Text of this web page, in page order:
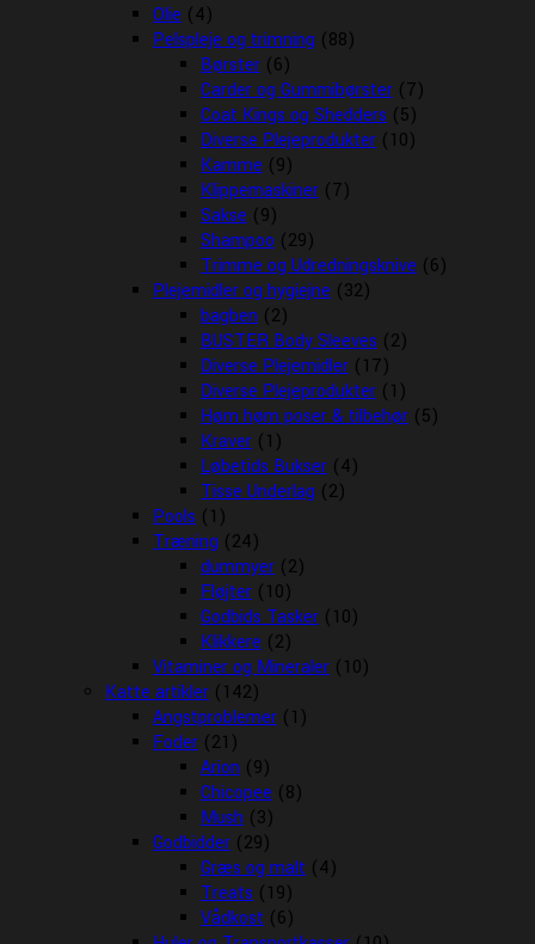
Olie (4)
Pelspleje og trimning (88)
Børster (6)
Carder og Gummibørster (7)
Coat Kings og Shedders (5)
Diverse Plejeprodukter (10)
Kamme (9)
Klippemaskiner (7)
Sakse (9)
Shampoo (29)
Trimme og Udredningsknive (6)
Plejemidler og hygiejne (32)
bagben (2)
BUSTER Body Sleeves (2)
Diverse Plejemidler (17)
Diverse Plejeprodukter (1)
Høm høm poser & tilbehør (5)
Kraver (1)
Løbetids Bukser (4)
Tisse Underlag (2)
Pools (1)
Træning (24)
dummyer (2)
Fløjter (10)
Godbids Tasker (10)
Klikkere (2)
Vitaminer og Mineraler (10)
Katte artikler (142)
Angstproblemer (1)
Foder (21)
Arion (9)
Chicopee (8)
Mush (3)
Godbidder (29)
Græs og malt (4)
Treats (19)
Vådkost (6)